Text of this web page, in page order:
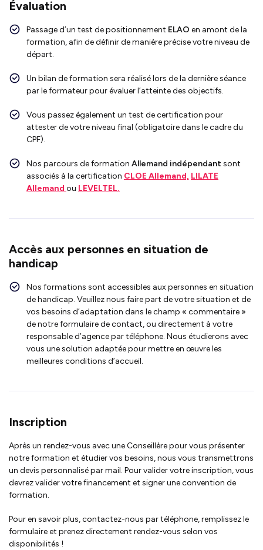
Évaluation
Passage d’un test de positionnement ELAO en amont de la
formation, afin de définir de manière précise votre niveau de
départ.
Un bilan de formation sera réalisé lors de la dernière séance
par le formateur pour évaluer l’atteinte des objectifs.
Vous passez également un test de certification pour
attester de votre niveau final (obligatoire dans le cadre du
CPF).
Nos parcours de formation Allemand indépendant sont
associés à la certification CLOE Allemand, LILATE
Allemand ou LEVELTEL.
Accès aux personnes en situation de
handicap
Nos formations sont accessibles aux personnes en situation
de handicap. Veuillez nous faire part de votre situation et de
vos besoins d’adaptation dans le champ « commentaire »
de notre formulaire de contact, ou directement à votre
responsable d’agence par téléphone. Nous étudierons avec
vous une solution adaptée pour mettre en œuvre les
meilleures conditions d’accueil.
Inscription
Après un rendez-vous avec une Conseillère pour vous présenter
notre formation et étudier vos besoins, nous vous transmettrons
un devis personnalisé par mail. Pour valider votre inscription, vous
devrez valider votre financement et signer une convention de
formation.
Pour en savoir plus, contactez-nous par téléphone, remplissez le
formulaire et prenez directement rendez-vous selon vos
disponibilités !